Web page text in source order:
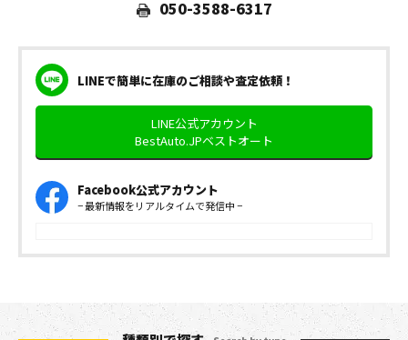
050-3588-6317
LINEで簡単に在庫のご相談や査定依頼！
LINE公式アカウント
BestAuto.JPベストオート
Facebook公式アカウント
− 最新情報をリアルタイムで発信中 −